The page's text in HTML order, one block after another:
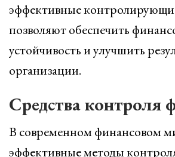
эффективные
позволяют обеспечить
устойчивость и улучшить
организации.
Средства контроля
В современном финансовом
эффективные методы